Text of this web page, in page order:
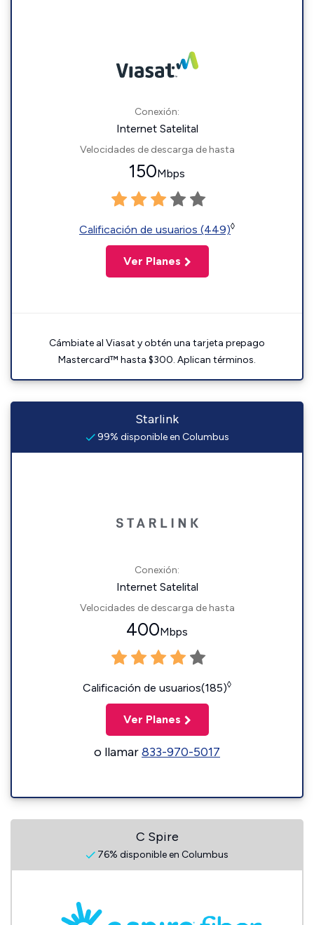
Conexión:
Internet Satelital
Velocidades de descarga de hasta
150Mbps
Calificación de usuarios (449)◊
Ver Planes
Cámbiate al Viasat y obtén una tarjeta prepago
Mastercard™ hasta $300. Aplican términos.
Starlink
99% disponible en Columbus
Conexión:
Internet Satelital
Velocidades de descarga de hasta
400Mbps
Calificación de usuarios(185)◊
Ver Planes
o llamar833-970-5017
C Spire
76% disponible en Columbus